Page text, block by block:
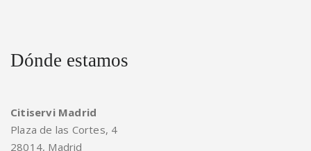
Dónde estamos
Citiservi Madrid
Plaza de las Cortes, 4
28014, Madrid